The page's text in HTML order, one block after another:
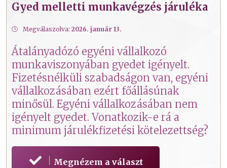
Gyed melletti munkavégzés járuléka
Megválaszolva: 2026. január 13.
Átalányadózó egyéni vállalkozó
munkaviszonyában gyedet igényelt.
Fizetésnélküli szabadságon van, egyéni
vállalkozásában ezért főállásúnak
minősül. Egyéni vállalkozásában nem
igényelt gyedet. Vonatkozik-e rá a
minimum járulékfizetési kötelezettség?
Megnézem a választ